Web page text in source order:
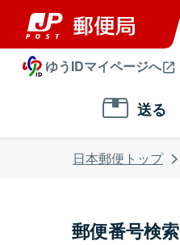
ゆうIDマイページへ
送る
日本郵便トップ
郵便番号検索